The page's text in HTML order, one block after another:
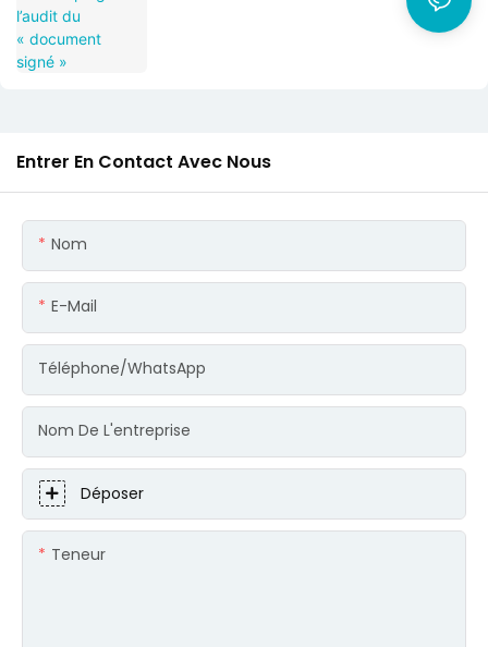
Entrer En Contact Avec Nous
Nom
E-Mail
Téléphone/WhatsApp
Nom De L'entreprise
Déposer
Teneur